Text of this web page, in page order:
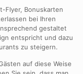
Flyer, Bonuskarten
bei Ihren
gestaltet
entspricht und dazu
zu steigern.
auf diese Weise